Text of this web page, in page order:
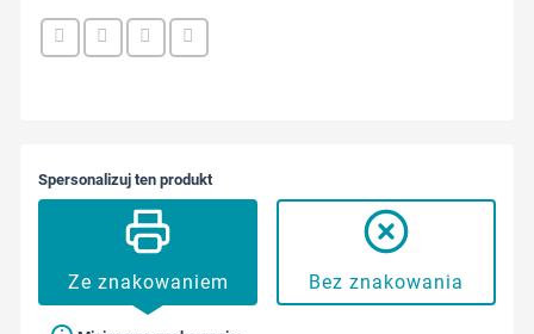
Spersonalizuj ten produkt
Ze znakowaniem Bez znakowania